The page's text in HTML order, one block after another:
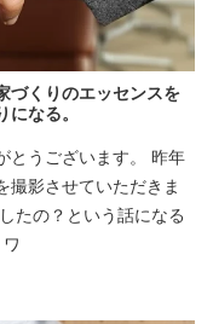
づくりのエッセンスを
なる。
とうございます。 昨年
撮影させていただきま
たの？という話になる